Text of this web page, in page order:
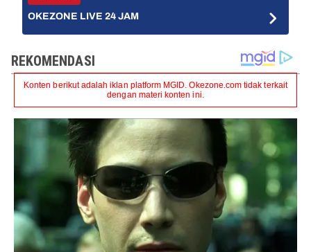
OKEZONE LIVE 24 JAM